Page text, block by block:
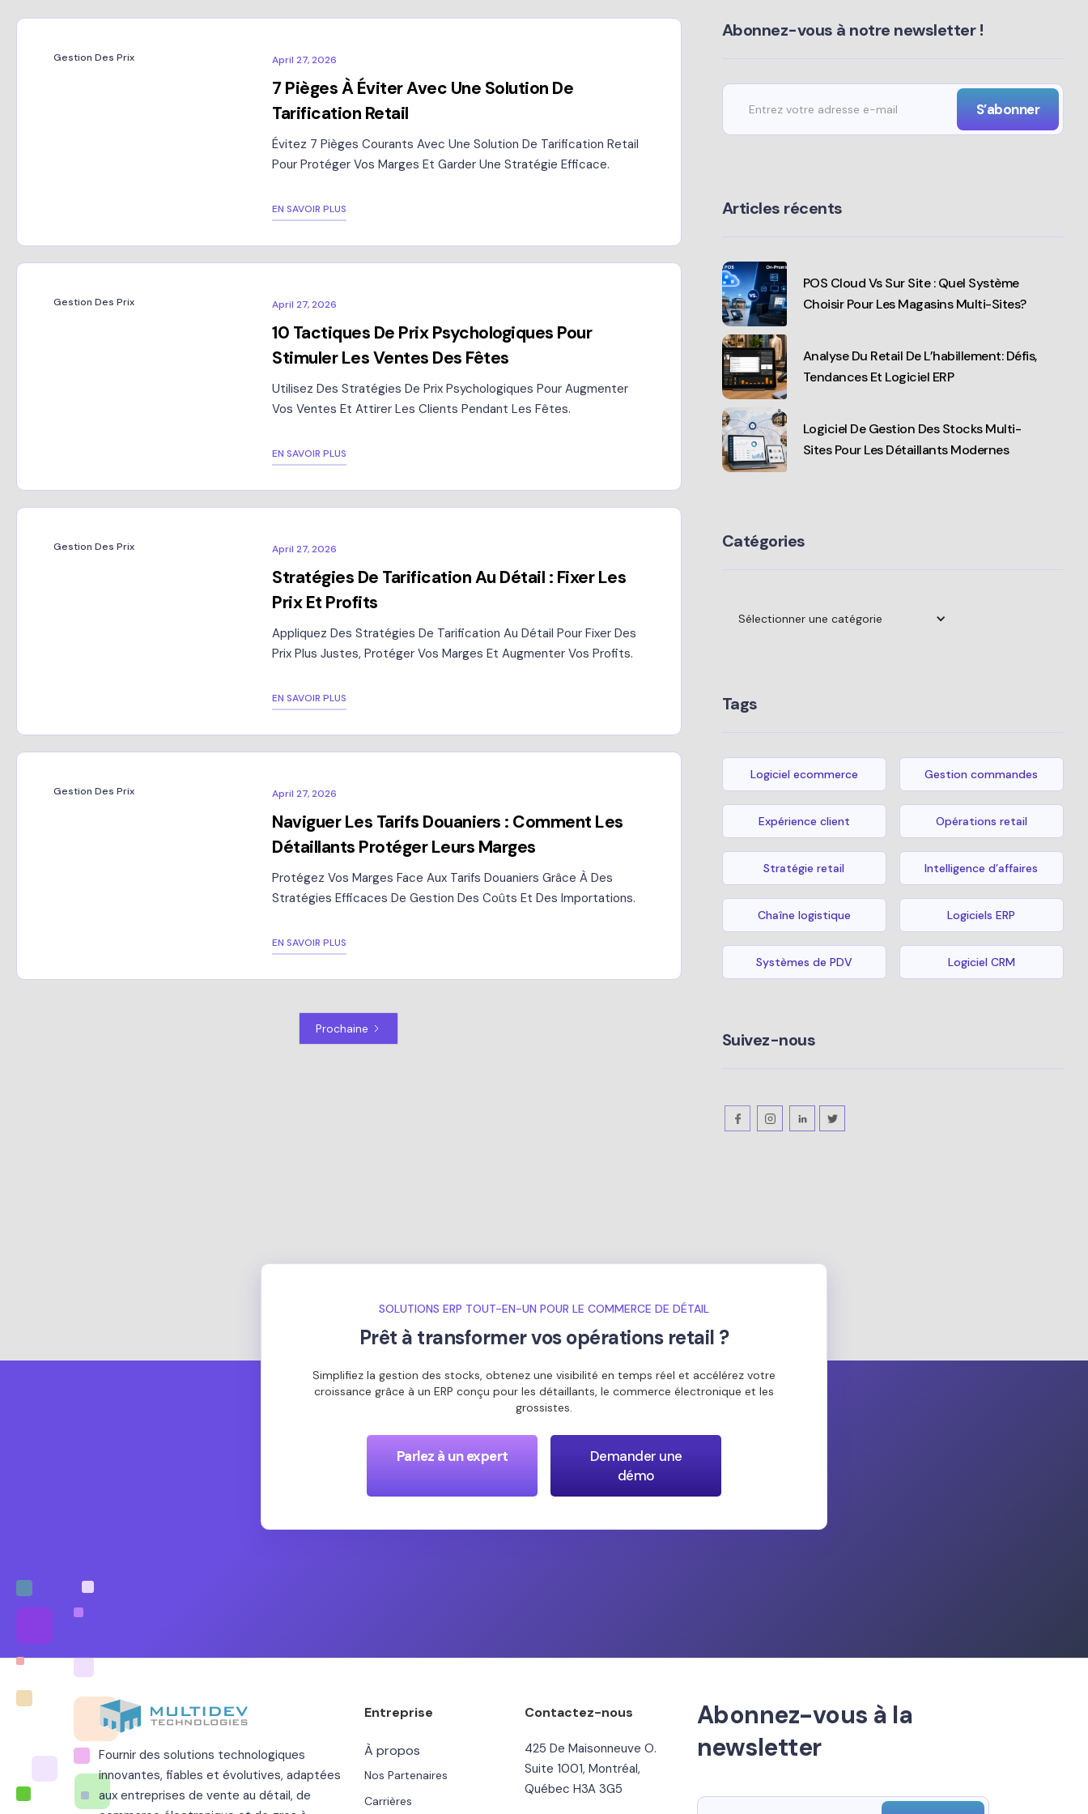
Gestion Des Prix April 27, 2026
7 Pièges À Éviter Avec Une Solution De
Tarification Retail
Évitez 7 Pièges Courants Avec Une Solution De Tarification Retail
Pour Protéger Vos Marges Et Garder Une Stratégie Efficace.
EN SAVOIR PLUS
Gestion Des Prix April 27, 2026
10 Tactiques De Prix Psychologiques Pour
Stimuler Les Ventes Des Fêtes
Utilisez Des Stratégies De Prix Psychologiques Pour Augmenter
Vos Ventes Et Attirer Les Clients Pendant Les Fêtes.
EN SAVOIR PLUS
Gestion Des Prix April 27, 2026
Stratégies De Tarification Au Détail : Fixer Les
Prix Et Profits
Appliquez Des Stratégies De Tarification Au Détail Pour Fixer Des
Prix Plus Justes, Protéger Vos Marges Et Augmenter Vos Profits.
EN SAVOIR PLUS
Gestion Des Prix April 27, 2026
Naviguer Les Tarifs Douaniers : Comment Les
Détaillants Protéger Leurs Marges
Protégez Vos Marges Face Aux Tarifs Douaniers Grâce À Des
Stratégies Efficaces De Gestion Des Coûts Et Des Importations.
EN SAVOIR PLUS
Prochaine
Abonnez-vous à notre newsletter !
Articles récents
POS Cloud Vs Sur Site : Quel Système
Choisir Pour Les Magasins Multi-Sites?
Analyse Du Retail De L’habillement: Défis,
Tendances Et Logiciel ERP
Logiciel De Gestion Des Stocks Multi-
Sites Pour Les Détaillants Modernes
Catégories
Sélectionner une catégorie
Tags
Logiciel ecommerce Gestion commandes
Expérience client Opérations retail
Stratégie retail Intelligence d’affaires
Chaîne logistique Logiciels ERP
Systèmes de PDV Logiciel CRM
Suivez-nous
SOLUTIONS ERP TOUT-EN-UN POUR LE COMMERCE DE DÉTAIL
Prêt à transformer vos opérations retail ?
Simplifiez la gestion des stocks, obtenez une visibilité en temps réel et accélérez votre
croissance grâce à un ERP conçu pour les détaillants, le commerce électronique et les
grossistes.
Parlez à un expert
Demander une
démo
Fournir des solutions technologiques
innovantes, fiables et évolutives, adaptées
aux entreprises de vente au détail, de
Entreprise
À propos
Nos Partenaires
Carrières
Contactez-nous
425 De Maisonneuve O.
Suite 1001, Montréal,
Québec H3A 3G5
Abonnez-vous à la
newsletter